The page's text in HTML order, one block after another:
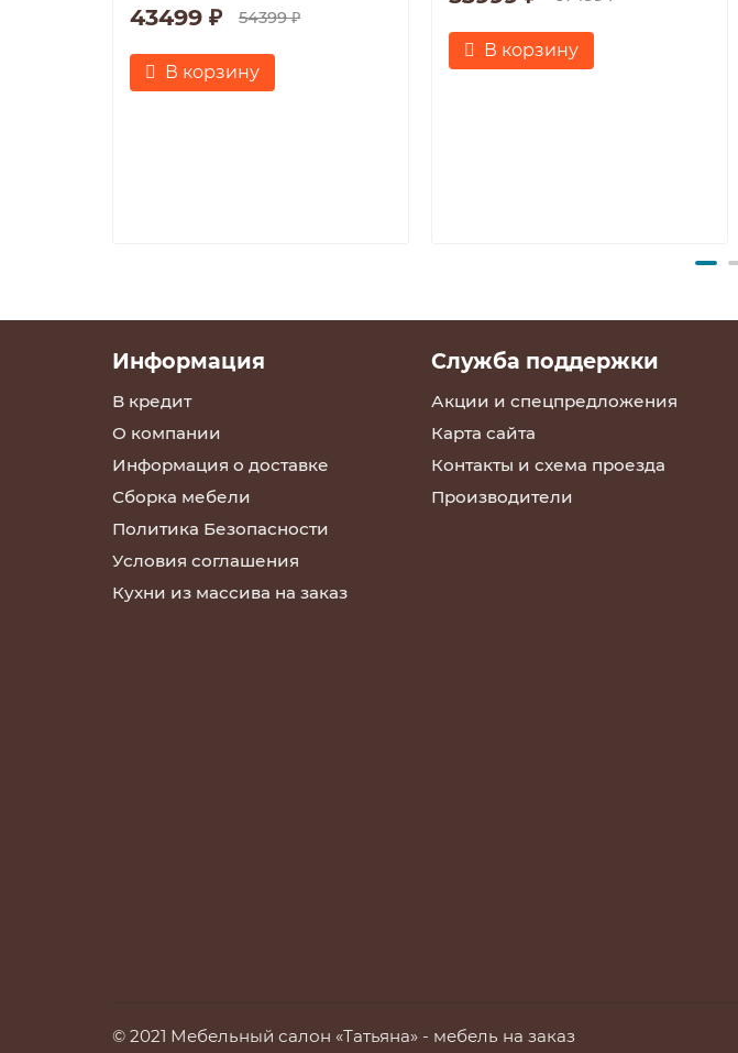
43499 ₽ 54399 ₽
В корзину
В корзину
Информация
В кредит
О компании
Информация о доставке
Сборка мебели
Политика Безопасности
Условия соглашения
Кухни из массива на заказ
Служба поддержки
Акции и спецпредложения
Карта сайта
Контакты и схема проезда
Производители
© 2021 Мебельный салон «Татьяна» - мебель на заказ